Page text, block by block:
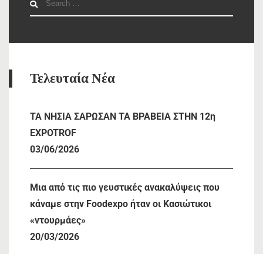
for:
Τελευταία Νέα
TA NHΣΙΑ ΣΑΡΩΣΑΝ ΤΑ ΒΡΑΒΕΙΑ ΣΤΗΝ 12η
EXPOTROF
03/06/2026
Μια από τις πιο γευστικές ανακαλύψεις που
κάναμε στην Foodexpo ήταν οι Κασιώτικοι
«ντουρμάες»
20/03/2026